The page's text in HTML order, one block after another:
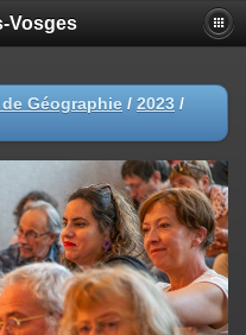
Vosges
Géographie / 2023 /